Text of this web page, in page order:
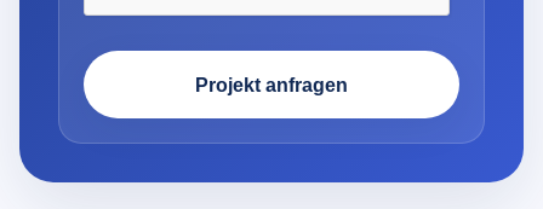
Projekt anfragen